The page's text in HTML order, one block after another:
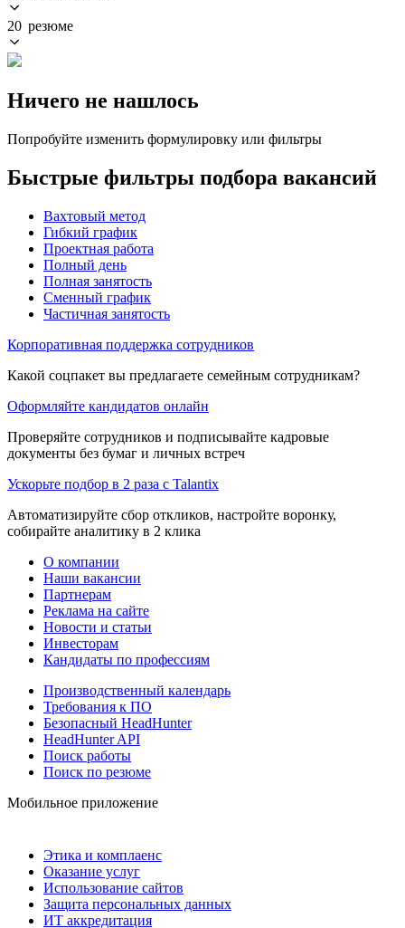
20 резюме
Ничего не нашлось
Попробуйте изменить формулировку или фильтры
Быстрые фильтры подбора вакансий
Вахтовый метод
Гибкий график
Проектная работа
Полный день
Полная занятость
Сменный график
Частичная занятость
Корпоративная поддержка сотрудников
Какой соцпакет вы предлагаете семейным сотрудникам?
Оформляйте кандидатов онлайн
Проверяйте сотрудников и подписывайте кадровые
документы без бумаг и личных встреч
Ускорьте подбор в 2 раза с Talantix
Автоматизируйте сбор откликов, настройте воронку,
собирайте аналитику в 2 клика
О компании
Наши вакансии
Партнерам
Реклама на сайте
Новости и статьи
Инвесторам
Кандидаты по профессиям
Производственный календарь
Требования к ПО
Безопасный HeadHunter
HeadHunter API
Поиск работы
Поиск по резюме
Мобильное приложение
Этика и комплаенс
Оказание услуг
Использование сайтов
Защита персональных данных
ИТ аккредитация